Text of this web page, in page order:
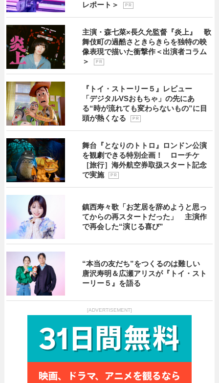
レポート＞
P R
主演・森七菜×長久允監督『炎上』 歌
舞伎町の過酷さときらきらを独特の映
像表現で描いた衝撃作＜出演者コラム
＞
P R
『トイ・ストーリー５』レビュー
「デジタルVSおもちゃ」の先にあ
る“時が流れても変わらないもの”に目
頭が熱くなる
P R
舞台『となりのトトロ』ロンドン公演
を観劇できる特別企画！ ローチケ
［旅行］海外航空券取扱スタート記念
で実施
P R
鎮西寿々歌「お芝居を辞めようと思っ
てからの再スタートだった」 主演作
で再会した“演じる喜び”
“本当の友だち”をつくるのは難しい
唐沢寿明＆広瀬アリスが『トイ・スト
ーリー５』を語る
[ADVERTISEMENT]